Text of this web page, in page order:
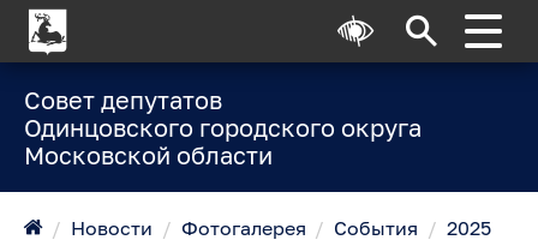
Совет депутатов
Одинцовского городского округа
Московской области
/ Новости / Фотогалерея / События / 2025